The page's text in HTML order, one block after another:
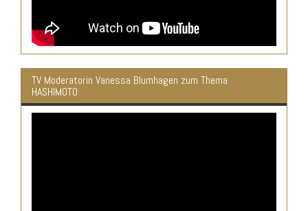
TV Moderatorin Vanessa Blumhagen zum Thema
HASHIMOTO